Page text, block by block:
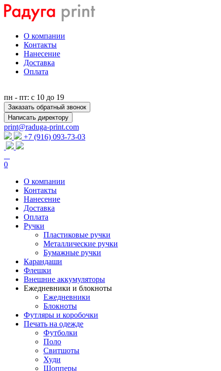
О компании
Контакты
Нанесение
Доставка
Оплата
пн - пт: с 10 до 19
Заказать обратный звонок
Написать директору
print@raduga-print.com
+7 (916) 093-73-03
0
О компании
Контакты
Нанесение
Доставка
Оплата
Ручки
Пластиковые ручки
Металлические ручки
Бумажные ручки
Карандаши
Флешки
Внешние аккумуляторы
Ежедневники и блокноты
Ежедневники
Блокноты
Футляры и коробочки
Печать на одежде
Футболки
Поло
Свитшоты
Худи
Шопперы